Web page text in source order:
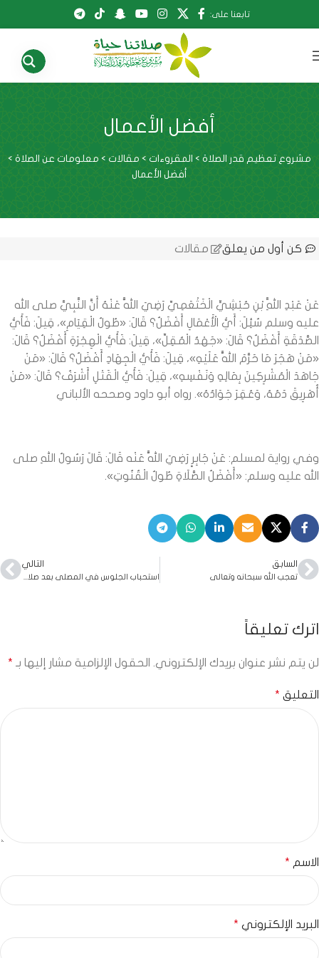
تابعنا على:
أفضل الأعمال
مشروع تعظيم قدر الصلاة > المقروءات > مقالات > معلومات عن الصلاة >
أفضل الأعمال
كن أول من يعلق مقالات
عَنْ عَبْدِ اللَّهِ بْنِ حُبْشِيٍّ الْخَثْعَمِيِّ رَضِيَ اللَّهُ عَنْهُ أَنَّ النَّبِيَّ صلى الله
عليه وسلم سُئِلَ: أَيُّ الْأَعْمَالِ أَفْضَلُ؟ قَالَ: «طُولُ الْقِيَامِ»، قِيلَ: فَأَيُّ
الصَّدَقَةِ أَفْضَلُ؟ قَالَ: «جَهْدُ الْمُقِلِّ»، قِيلَ: فَأَيُّ الْهِجْرَةِ أَفْضَلُ؟ قَالَ:
«مَنْ هَجَرَ مَا حَرَّمَ اللَّهُ عَلَيْهِ»، قِيلَ: فَأَيُّ الْجِهَادِ أَفْضَلُ؟ قَالَ: «مَنْ
جَاهَدَ الْمُشْرِكِينَ بِمَالِهِ وَنَفْسِهِ»، قِيلَ: فَأَيُّ الْقَتْلِ أَشْرَفُ؟ قَالَ: «مَنْ
أُهَرِيقَ دَمُهُ، وَعُقِرَ جَوَادُهُ». رواه أبو داود وصححه الألباني
وفي رواية لمسلم: عَنْ جَابِرٍ رَضِيَ اللَّهُ عَنْه قَالَ: قَالَ رَسُولُ اللهِ صلى
الله عليه وسلم: «أَفْضَلُ الصَّلَاةِ طُولُ الْقُنُوتِ».
السابق
تعجب الله سبحانه وتعالى
التالي
اترك تعليقاً
لن يتم نشر عنوان بريدك الإلكتروني. الحقول الإلزامية مشار إليها بـ *
التعليق *
الاسم *
البريد الإلكتروني *